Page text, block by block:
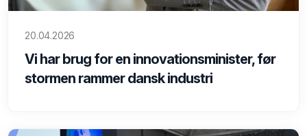
20.04.2026
Vi har brug for en innovationsminister, før
stormen rammer dansk industri